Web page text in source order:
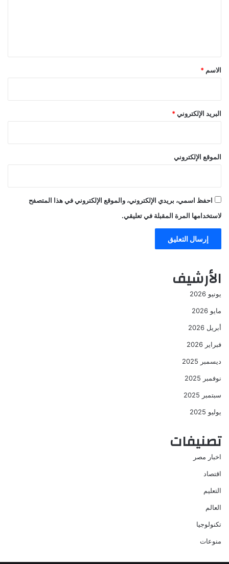
*
الاسم *
البريد الإلكتروني *
الموقع الإلكتروني
احفظ اسمي، بريدي الإلكتروني، والموقع الإلكتروني في هذا المتصفح
لاستخدامها المرة المقبلة في تعليقي.
الأرشيف
يونيو 2026
مايو 2026
أبريل 2026
فبراير 2026
ديسمبر 2025
نوفمبر 2025
سبتمبر 2025
يوليو 2025
تصنيفات
اخبار مصر
اقتصاد
التعليم
العالم
تكنولوجيا
منوعات